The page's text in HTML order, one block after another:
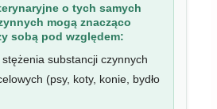
o tych samych
mogą znacząco
sobą pod względem:
substancji czynnych
(psy, koty, konie, bydło